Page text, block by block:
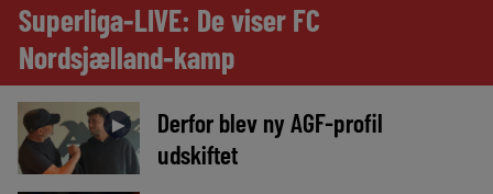
Superliga-LIVE: De viser FC
Nordsjælland-kamp
►
Derfor blev ny AGF-profil
udskiftet